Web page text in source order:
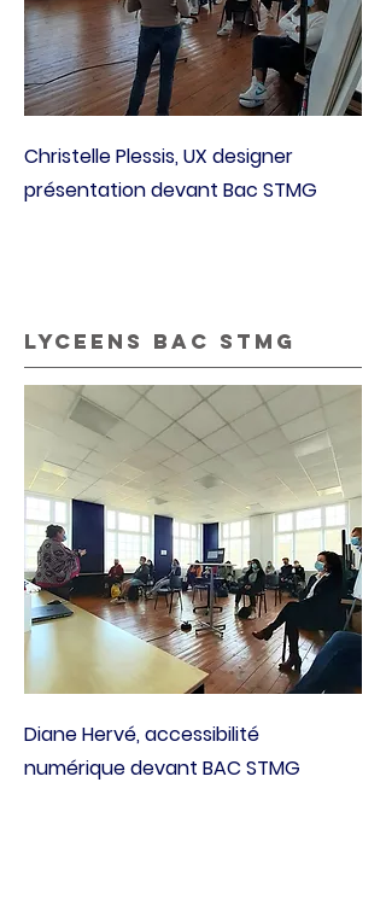
Christelle Plessis, UX designer
présentation devant Bac STMG
lyceens bac stmg
Diane Hervé, accessibilité
numérique devant BAC STMG